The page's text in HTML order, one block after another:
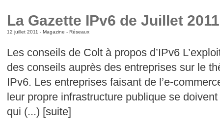
La Gazette IPv6 de Juillet 2011
12 juillet 2011 - Magazine - Réseaux
Les conseils de Colt à propos d’IPv6
des conseils auprès des entreprises sur le
IPv6. Les entreprises faisant de l’e-
leur propre infrastructure publique se
qui (...) [suite]